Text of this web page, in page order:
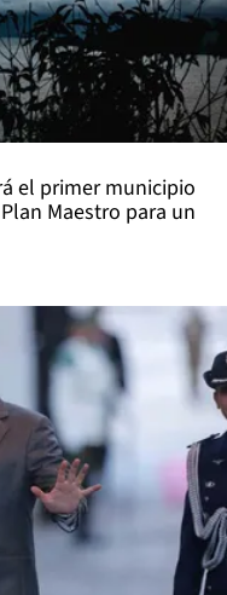
el primer municipio
Maestro para un